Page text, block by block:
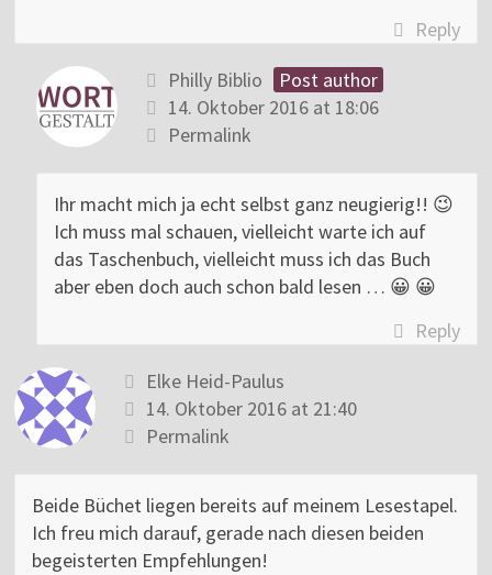
Reply
Philly Biblio
Post author
14. Oktober 2016 at 18:06
Permalink
Ihr macht mich ja echt selbst ganz neugierig!! 😉
Ich muss mal schauen, vielleicht warte ich auf
das Taschenbuch, vielleicht muss ich das Buch
aber eben doch auch schon bald lesen … 😀 😀
Reply
Elke Heid-Paulus
14. Oktober 2016 at 21:40
Permalink
Beide Büchet liegen bereits auf meinem Lesestapel.
Ich freu mich darauf, gerade nach diesen beiden
begeisterten Empfehlungen!